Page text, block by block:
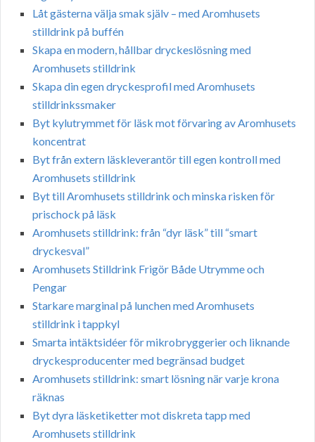
Låt gästerna välja smak själv – med Aromhusets
stilldrink på buffén
Skapa en modern, hållbar dryckeslösning med
Aromhusets stilldrink
Skapa din egen dryckesprofil med Aromhusets
stilldrinkssmaker
Byt kylutrymmet för läsk mot förvaring av Aromhusets
koncentrat
Byt från extern läskleverantör till egen kontroll med
Aromhusets stilldrink
Byt till Aromhusets stilldrink och minska risken för
prischock på läsk
Aromhusets stilldrink: från “dyr läsk” till “smart
dryckesval”
Aromhusets Stilldrink Frigör Både Utrymme och
Pengar
Starkare marginal på lunchen med Aromhusets
stilldrink i tappkyl
Smarta intäktsidéer för mikrobryggerier och liknande
dryckesproducenter med begränsad budget
Aromhusets stilldrink: smart lösning när varje krona
räknas
Byt dyra läsketiketter mot diskreta tapp med
Aromhusets stilldrink